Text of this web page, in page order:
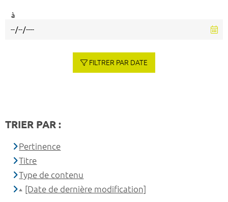
à
FILTRER PAR DATE
TRIER PAR :
Pertinence
Titre
Type de contenu
[Date de dernière modification]